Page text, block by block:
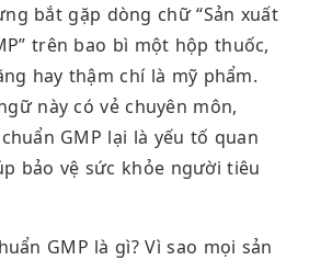
bắt gặp dòng chữ “Sản xuất
trên bao bì một hộp thuốc,
hay thậm chí là mỹ phẩm.
này có vẻ chuyên môn,
GMP lại là yếu tố quan
bảo vệ sức khỏe người tiêu
GMP là gì? Vì sao mọi sản